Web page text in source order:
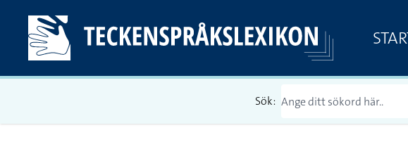
Sök: